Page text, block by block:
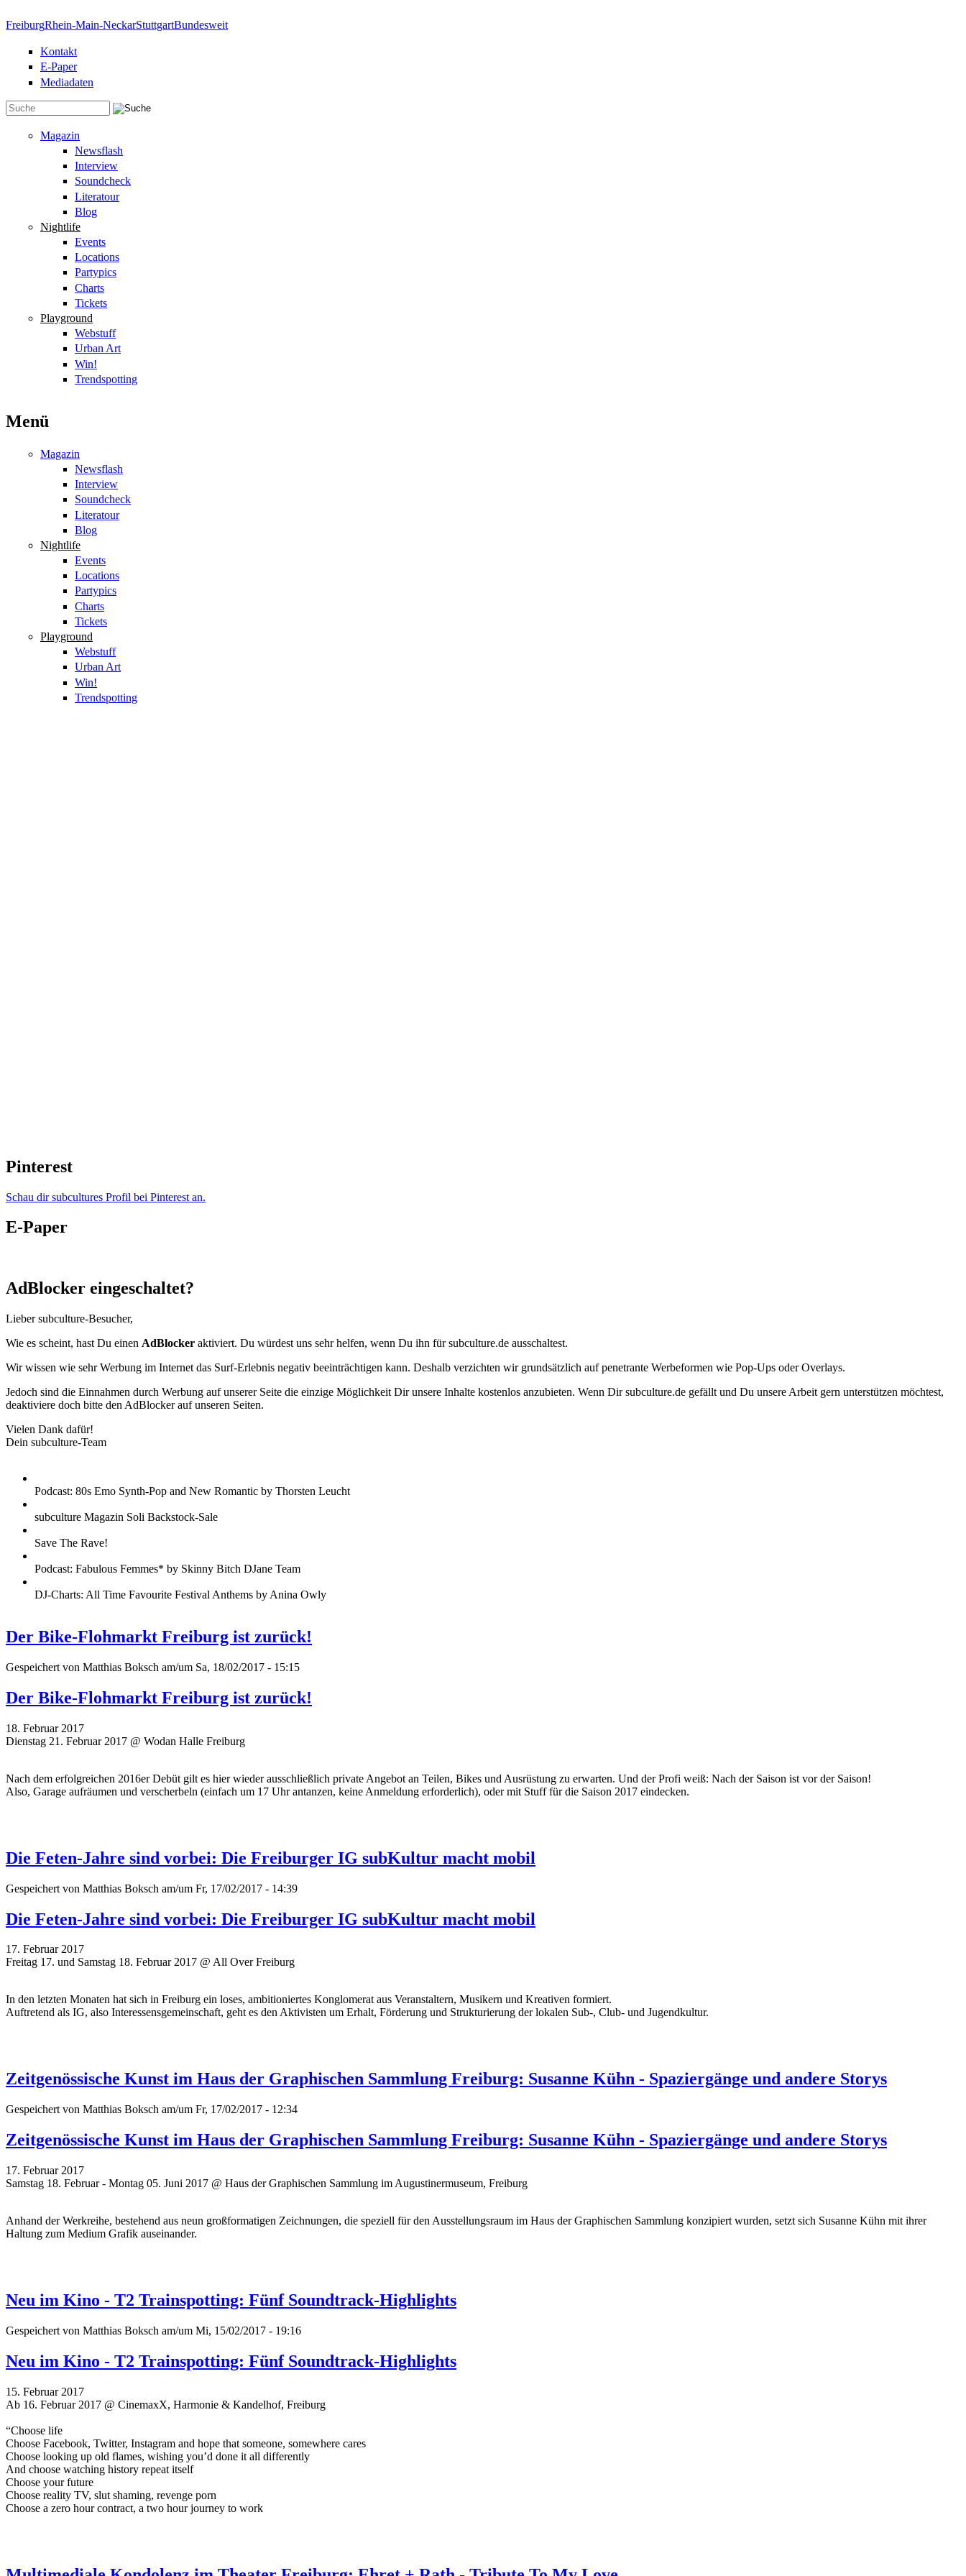
FreiburgRhein-Main-NeckarStuttgartBundesweit
Kontakt
E-Paper
Mediadaten
Magazin
Newsflash
Interview
Soundcheck
Literatour
Blog
Nightlife
Events
Locations
Partypics
Charts
Tickets
Playground
Webstuff
Urban Art
Win!
Trendspotting
Menü
Magazin
Newsflash
Interview
Soundcheck
Literatour
Blog
Nightlife
Events
Locations
Partypics
Charts
Tickets
Playground
Webstuff
Urban Art
Win!
Trendspotting
Pinterest
Schau dir subcultures Profil bei Pinterest an.
E-Paper
AdBlocker eingeschaltet?
Lieber subculture-Besucher,
Wie es scheint, hast Du einen AdBlocker aktiviert. Du würdest uns sehr helfen, wenn Du ihn für subculture.de ausschaltest.
Wir wissen wie sehr Werbung im Internet das Surf-Erlebnis negativ beeinträchtigen kann. Deshalb verzichten wir grundsätzlich auf penetrante Werbeformen wie Pop-Ups oder Overlays.
Jedoch sind die Einnahmen durch Werbung auf unserer Seite die einzige Möglichkeit Dir unsere Inhalte kostenlos anzubieten. Wenn Dir subculture.de gefällt und Du unsere Arbeit gern unterstützen möchtest,
deaktiviere doch bitte den AdBlocker auf unseren Seiten.
Vielen Dank dafür!
Dein subculture-Team
Podcast: 80s Emo Synth-Pop and New Romantic by Thorsten Leucht
subculture Magazin Soli Backstock-Sale
Save The Rave!
Podcast: Fabulous Femmes* by Skinny Bitch DJane Team
DJ-Charts: All Time Favourite Festival Anthems by Anina Owly
Der Bike-Flohmarkt Freiburg ist zurück!
Gespeichert von Matthias Boksch am/um Sa, 18/02/2017 - 15:15
Der Bike-Flohmarkt Freiburg ist zurück!
18. Februar 2017
Dienstag 21. Februar 2017 @ Wodan Halle Freiburg
Nach dem erfolgreichen 2016er Debüt gilt es hier wieder ausschließlich private Angebot an Teilen, Bikes und Ausrüstung zu erwarten. Und der Profi weiß: Nach der Saison ist vor der Saison!
Also, Garage aufräumen und verscherbeln (einfach um 17 Uhr antanzen, keine Anmeldung erforderlich), oder mit Stuff für die Saison 2017 eindecken.
Die Feten-Jahre sind vorbei: Die Freiburger IG subKultur macht mobil
Gespeichert von Matthias Boksch am/um Fr, 17/02/2017 - 14:39
Die Feten-Jahre sind vorbei: Die Freiburger IG subKultur macht mobil
17. Februar 2017
Freitag 17. und Samstag 18. Februar 2017 @ All Over Freiburg
In den letzten Monaten hat sich in Freiburg ein loses, ambitioniertes Konglomerat aus Veranstaltern, Musikern und Kreativen formiert.
Auftretend als IG, also Interessensgemeinschaft, geht es den Aktivisten um Erhalt, Förderung und Strukturierung der lokalen Sub-, Club- und Jugendkultur.
Zeitgenössische Kunst im Haus der Graphischen Sammlung Freiburg: Susanne Kühn - Spaziergänge und andere Storys
Gespeichert von Matthias Boksch am/um Fr, 17/02/2017 - 12:34
Zeitgenössische Kunst im Haus der Graphischen Sammlung Freiburg: Susanne Kühn - Spaziergänge und andere Storys
17. Februar 2017
Samstag 18. Februar - Montag 05. Juni 2017 @ Haus der Graphischen Sammlung im Augustinermuseum, Freiburg
Anhand der Werkreihe, bestehend aus neun großformatigen Zeichnungen, die speziell für den Ausstellungsraum im Haus der Graphischen Sammlung konzipiert wurden, setzt sich Susanne Kühn mit ihrer
Haltung zum Medium Grafik auseinander.
Neu im Kino - T2 Trainspotting: Fünf Soundtrack-Highlights
Gespeichert von Matthias Boksch am/um Mi, 15/02/2017 - 19:16
Neu im Kino - T2 Trainspotting: Fünf Soundtrack-Highlights
15. Februar 2017
Ab 16. Februar 2017 @ CinemaxX, Harmonie & Kandelhof, Freiburg
“Choose life
Choose Facebook, Twitter, Instagram and hope that someone, somewhere cares
Choose looking up old flames, wishing you’d done it all differently
And choose watching history repeat itself
Choose your future
Choose reality TV, slut shaming, revenge porn
Choose a zero hour contract, a two hour journey to work